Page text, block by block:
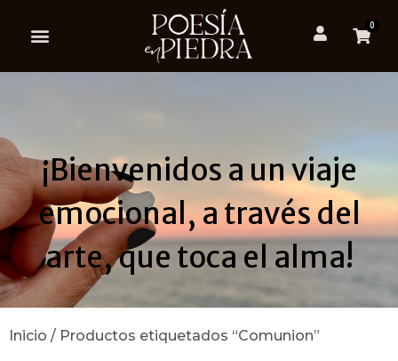
0
¡Bienvenidos a un viaje
emocional, a través del
arte, que toca el alma!
Inicio / Productos etiquetados “Comunion”